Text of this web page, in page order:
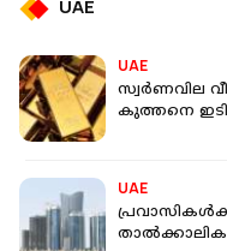
UAE
UAE
സ്വർണവില
കുത്തനെ
UAE